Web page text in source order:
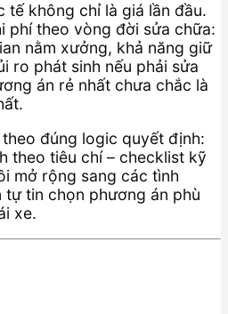
tế không chỉ là giá lần đầu.
phí theo vòng đời sửa chữa:
nằm xưởng, khả năng giữ
ro phát sinh nếu phải sửa
án rẻ nhất chưa chắc là
đúng logic quyết định:
theo tiêu chí – checklist kỹ
mở rộng sang các tình
tin chọn phương án phù
xe.